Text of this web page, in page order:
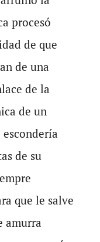
procesó
de que
de una
de la
de un
de su
que le salve
amurra